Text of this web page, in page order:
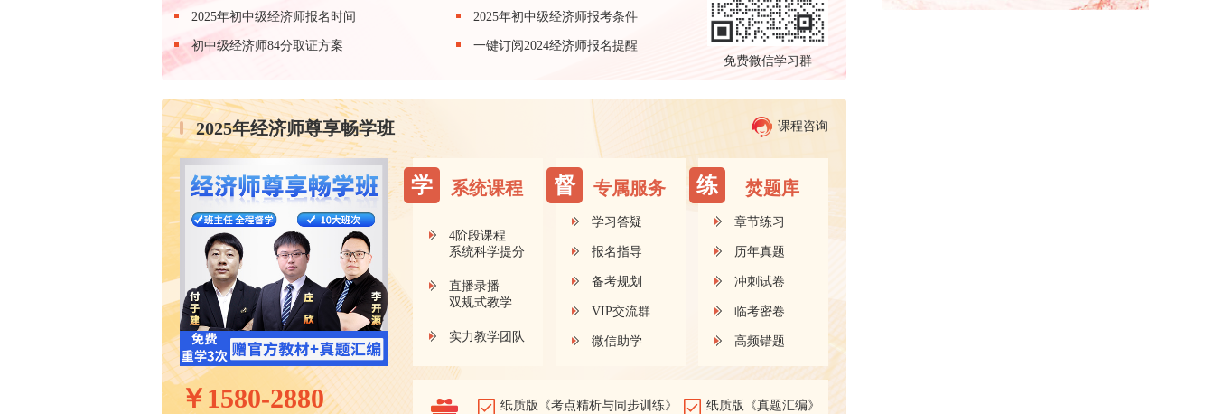
2025年初中级经济师报名时间 2025年初中级经济师报考条件
初中级经济师84分取证方案
一键订阅2024经济师报名提醒
免费微信学习群
2025年经济师尊享畅学班 课程咨询
￥ 1580-2880
学 系统课程
4阶段课程
系统科学提分
直播录播
双规式教学
实力教学团队
督 专属服务
学习答疑
报名指导
备考规划
VIP交流群
微信助学
练 焚题库
章节练习
历年真题
冲刺试卷
临考密卷
高频错题
纸质版《考点精析与同步训练》 纸质版《真题汇编》